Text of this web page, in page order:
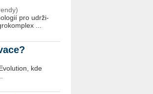
pro udr­ži­
...
kde